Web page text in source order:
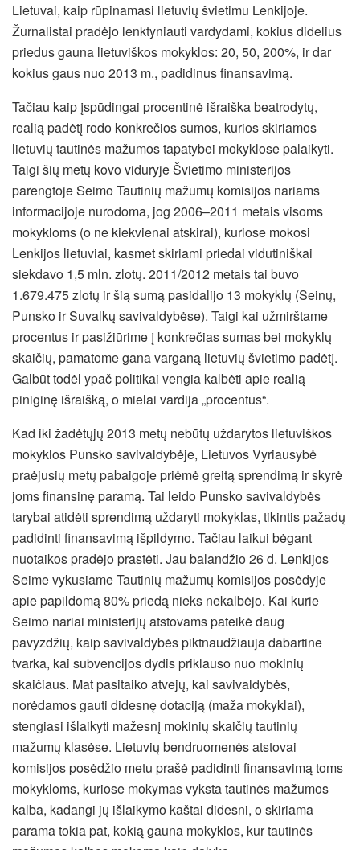
Lietuvai, kaip rūpinamasi lietuvių švietimu Lenkijoje.
Žurnalistai pradėjo lenktyniauti vardydami, kokius didelius
priedus gauna lietuviškos mokyklos: 20, 50, 200%, ir dar
kokius gaus nuo 2013 m., padidinus finansavimą.
Tačiau kaip įspūdingai procentinė išraiška beatrodytų,
realią padėtį rodo konkrečios sumos, kurios skiriamos
lietuvių tautinės mažumos tapatybei mokyklose palaikyti.
Taigi šių metų kovo viduryje Švietimo ministerijos
parengtoje Seimo Tautinių mažumų komisijos nariams
informacijoje nurodoma, jog 2006–2011 metais visoms
mokykloms (o ne kiekvienai atskirai), kuriose mokosi
Lenkijos lietuviai, kasmet skiriami priedai vidutiniškai
siekdavo 1,5 mln. zlotų. 2011/2012 metais tai buvo
1.679.475 zlotų ir šią sumą pasidalijo 13 mokyklų (Seinų,
Punsko ir Suvalkų savivaldybėse). Taigi kai užmirštame
procentus ir pasižiūrime į konkrečias sumas bei mokyklų
skaičių, pamatome gana varganą lietuvių švietimo padėtį.
Galbūt todėl ypač politikai vengia kalbėti apie realią
piniginę išraišką, o mielai vardija „procentus“.
Kad iki žadėtųjų 2013 metų nebūtų uždarytos lietuviškos
mokyklos Punsko savivaldybėje, Lietuvos Vyriausybė
praėjusių metų pabaigoje priėmė greitą sprendimą ir skyrė
joms finansinę paramą. Tai leido Punsko savivaldybės
tarybai atidėti sprendimą uždaryti mokyklas, tikintis pažadų
padidinti finansavimą išpildymo. Tačiau laikui bėgant
nuotaikos pradėjo prastėti. Jau balandžio 26 d. Lenkijos
Seime vykusiame Tautinių mažumų komisijos posėdyje
apie papildomą 80% priedą nieks nekalbėjo. Kai kurie
Seimo nariai ministerijų atstovams pateikė daug
pavyzdžių, kaip savivaldybės piktnaudžiauja dabartine
tvarka, kai subvencijos dydis priklauso nuo mokinių
skaičiaus. Mat pasitaiko atvejų, kai savivaldybės,
norėdamos gauti didesnę dotaciją (maža mokyklai),
stengiasi išlaikyti mažesnį mokinių skaičių tautinių
mažumų klasėse. Lietuvių bendruomenės atstovai
komisijos posėdžio metu prašė padidinti finansavimą toms
mokykloms, kuriose mokymas vyksta tautinės mažumos
kalba, kadangi jų išlaikymo kaštai didesni, o skiriama
parama tokia pat, kokią gauna mokyklos, kur tautinės